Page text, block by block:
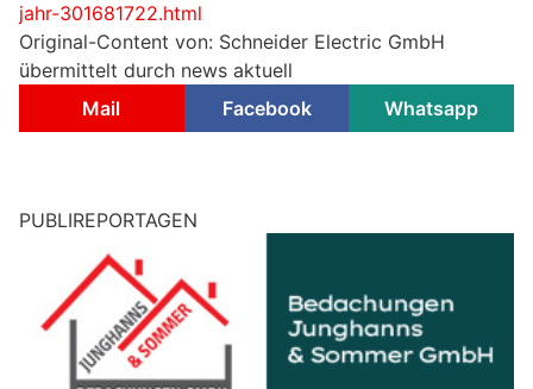
jahr-301681722.html
Original-Content von: Schneider Electric GmbH
übermittelt durch news aktuell
Mail
Facebook Whatsapp
PUBLIREPORTAGEN